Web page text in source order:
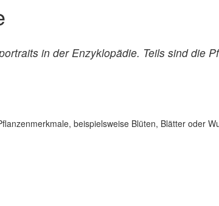
in der Enzyklopädie. Teils sind die
beispielsweise Blüten, Blätter oder